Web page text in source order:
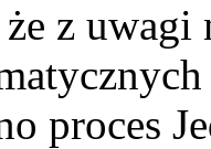
z uwagi
proces